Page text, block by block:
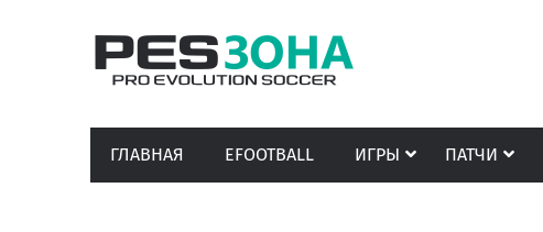
ГЛАВНАЯ EFOOTBALL ИГРЫ ПАТЧИ